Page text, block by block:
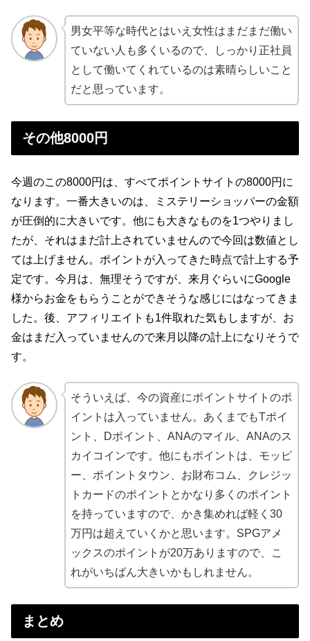
男女平等な時代とはいえ女性はまだまだ働い
ていない人も多くいるので、しっかり正社員
として働いてくれているのは素晴らしいこと
だと思っています。
その他8000円
今週のこの8000円は、すべてポイントサイトの8000円に
なります。一番大きいのは、ミステリーショッパーの金額
が圧倒的に大きいです。他にも大きなものを1つやりまし
たが、それはまだ計上されていませんので今回は数値とし
ては上げません。ポイントが入ってきた時点で計上する予
定です。今月は、無理そうですが、来月ぐらいにGoogle
様からお金をもらうことができそうな感じにはなってきま
した。後、アフィリエイトも1件取れた気もしますが、お
金はまだ入っていませんので来月以降の計上になりそうで
す。
そういえば、今の資産にポイントサイトのポ
イントは入っていません。あくまでもTポイ
ント、Dポイント、ANAのマイル、ANAのス
カイコインです。他にもポイントは、モッピ
ー、ポイントタウン、お財布コム、クレジッ
トカードのポイントとかなり多くのポイント
を持っていますので、かき集めれば軽く30
万円は超えていくかと思います。SPGアメ
ックスのポイントが20万ありますので、こ
れがいちばん大きいかもしれません。
まとめ